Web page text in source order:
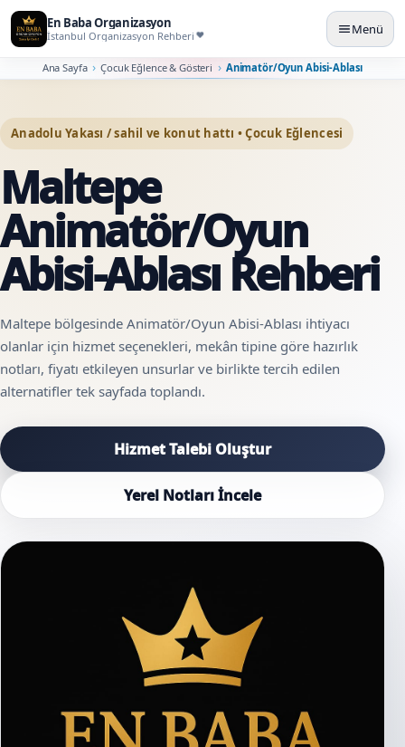
En Baba Organizasyon
İstanbul Organizasyon Rehberi Menü
Ana Sayfa Çocuk Eğlence & Gösteri Animatör/Oyun Abisi-Ablası
Anadolu Yakası / sahil ve konut hattı • Çocuk Eğlencesi
Maltepe
Animatör/Oyun
Abisi-Ablası Rehberi
Maltepe bölgesinde Animatör/Oyun Abisi-Ablası ihtiyacı
olanlar için hizmet seçenekleri, mekân tipine göre hazırlık
notları, fiyatı etkileyen unsurlar ve birlikte tercih edilen
alternatifler tek sayfada toplandı.
Hizmet Talebi Oluştur
Yerel Notları İncele